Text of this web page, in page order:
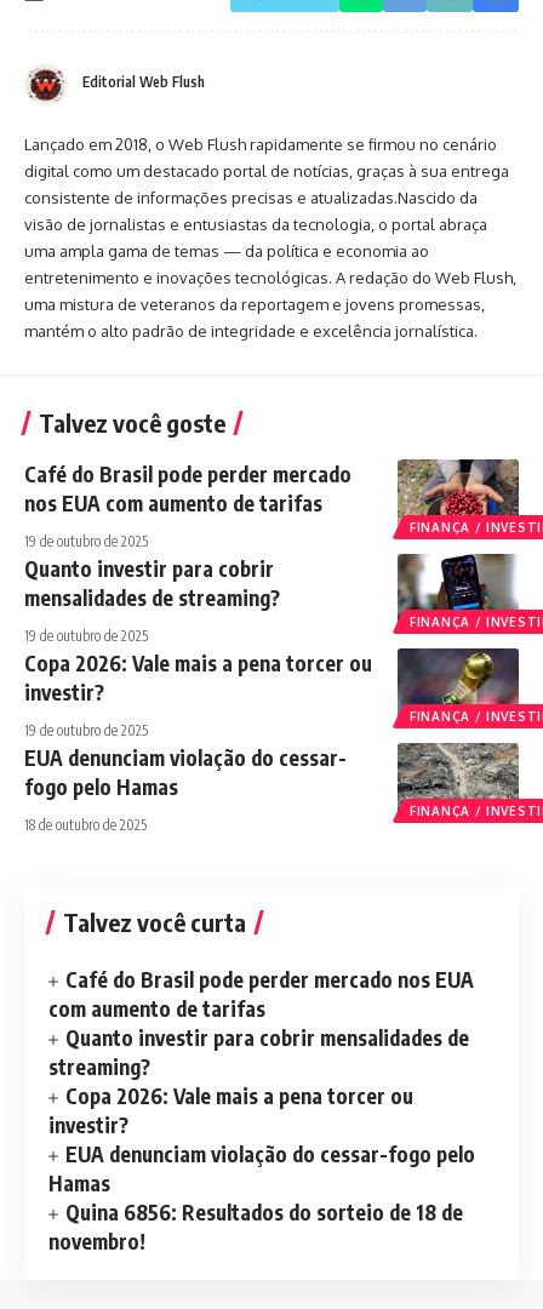
Editorial Web Flush
Lançado em 2018, o Web Flush rapidamente se firmou no cenário
digital como um destacado portal de notícias, graças à sua entrega
consistente de informações precisas e atualizadas.Nascido da
visão de jornalistas e entusiastas da tecnologia, o portal abraça
uma ampla gama de temas — da política e economia ao
entretenimento e inovações tecnológicas. A redação do Web Flush,
uma mistura de veteranos da reportagem e jovens promessas,
mantém o alto padrão de integridade e excelência jornalística.
Talvez você goste
FINANÇA /
Café do Brasil pode perder mercado
nos EUA com aumento de tarifas
19 de outubro de 2025
FINANÇA /
Quanto investir para cobrir
mensalidades de streaming?
19 de outubro de 2025
FINANÇA /
Copa 2026: Vale mais a pena torcer ou
investir?
19 de outubro de 2025
FINANÇA /
EUA denunciam violação do cessar-
fogo pelo Hamas
18 de outubro de 2025
Talvez você curta
Café do Brasil pode perder mercado nos EUA
com aumento de tarifas
Quanto investir para cobrir mensalidades de
streaming?
Copa 2026: Vale mais a pena torcer ou
investir?
EUA denunciam violação do cessar-fogo pelo
Hamas
Quina 6856: Resultados do sorteio de 18 de
novembro!